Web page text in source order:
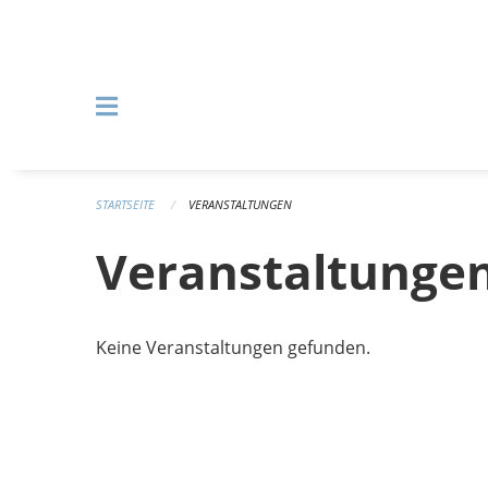
STARTSEITE VERANSTALTUNGEN
Keine Veranstaltungen gefunden.